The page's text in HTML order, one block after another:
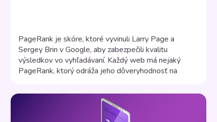
PageRank je skóre, ktoré vyvinuli Larry Page a
Sergey Brin v Google, aby zabezpečili kvalitu
výsledkov vo vyhľadávaní. Každý web má nejaký
PageRank, ktorý odráža jeho dôveryhodnosť na
PageRank vašej webovej stránky závisí od toho, aké
kvalitné linky a v akom množstve odkazujú na váš